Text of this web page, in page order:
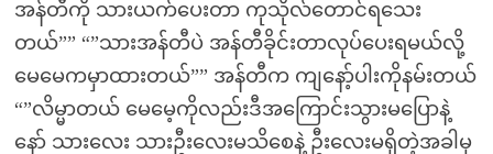
အန်တီကို သားယက်ပေးတာ ကုသိုလ်တောင်ရသေး
တယ်”” “”သားအန်တီပဲ အန်တီခိုင်းတာလုပ်ပေးရမယ်လို့
မေမေကမှာထားတယ်”” အန်တီက ကျနော့်ပါးကိုနမ်းတယ်
“”လိမ္မာတယ် မေမေ့ကိုလည်းဒီအကြောင်းသွားမပြောနဲ့
နော် သားလေး သားဦးလေးမသိစေနဲ့ ဦးလေးမရှိတဲ့အခါမှ